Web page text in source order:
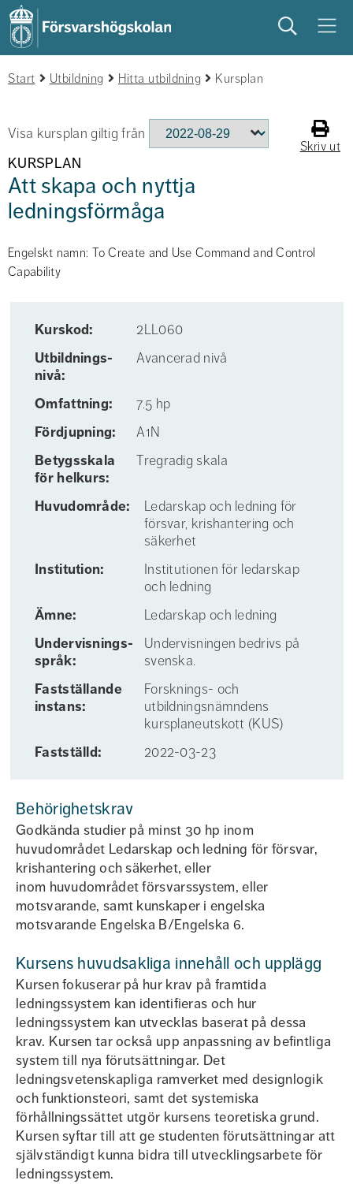
Sök Meny
studera på campus studentliv
Start Utbildning Hitta utbildning Kursplan
Skriv ut
Visa kursplan giltig från
KURSPLAN
Att skapa och nyttja
ledningsförmåga
Engelskt namn: To Create and Use Command and Control
Capability
Kurskod:
2LL060
Utbildnings­
nivå:
Avancerad nivå
Omfattning:
7.5 hp
Fördjupning:
A1N
Betygs­skala
för helkurs:
Tregradig skala
Huvudområde:
Ledarskap och ledning för
försvar, krishantering och
säkerhet
Institution:
Institutionen för ledarskap
och ledning
Ämne:
Ledarskap och ledning
Undervisnings­
språk:
Undervisningen bedrivs på
svenska.
Fastställande
instans:
Forsknings- och
utbildningsnämndens
kursplaneutskott (KUS)
Fastställd:
2022-03-23
Behörighetskrav
Godkända studier på minst 30 hp inom
huvudområdet Ledarskap och ledning för försvar,
krishantering och säkerhet, eller
inom huvudområdet försvarssystem, eller
motsvarande, samt kunskaper i engelska
motsvarande Engelska B/Engelska 6.
Kursens huvudsakliga innehåll och upplägg
Kursen fokuserar på hur krav på framtida
ledningssystem kan identifieras och hur
ledningssystem kan utvecklas baserat på dessa
krav. Kursen tar också upp anpassning av befintliga
system till nya förutsättningar. Det
ledningsvetenskapliga ramverket med designlogik
och funktionsteori, samt det systemiska
förhållningssättet utgör kursens teoretiska grund.
Kursen syftar till att ge studenten förutsättningar att
självständigt kunna bidra till utvecklingsarbete för
ledningssystem.